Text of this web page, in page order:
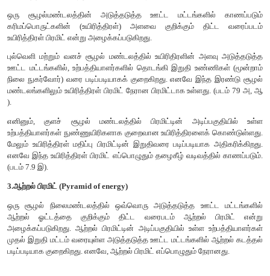
அடிப்படை அலகாக இருப்பதுடன் அதன்
உதவுகிறது. இதற்கு சமநிலை அடைதல் என்று பெயர்
காணப்படும் மேய்ச்சல் உணவுச்சங்கிலியில் முயல் இல்லாத
தானியங்களை உண்ணும். அதேசமயம் எலி நேரடியாக
பாம்பினால் உண்ணப்படலாம். மேலும் பாம்பு நேரடியாக
இவ்வாறு பின்னப்பட்ட நிலையிலுள்ள உணவுச்சங்கிலியே உணவு
இயற்கைத் தடைகள் ஏற்படினும், சூழல் மண்டலத்திலுள்ள
சமநிலையைத் தக்கவைக்க உணவு வலை உதவுகிறது.